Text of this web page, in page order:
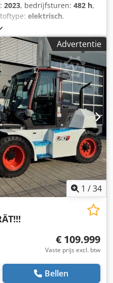
2023, bedrijfsturen: 482 h,
elektrisch,
overbrenging:
bouwjaar: 12/2023,
draagkracht: 3.000
4.900 mm, triplex
[45,6 kW/62 pk], eigen
staat, direct inzetbaar! Op
of financieringsaanbod
u graag te woord. Meer
Prijswijzigingen,
voorbehouden.
Dcsdpfx Aoyxkrnshgek =
3.000 kg Bouwhoogte: 230
Ebert voor meer
Advertentie
1 /34
€ 109.999
Vaste prijs excl. btw
Bellen